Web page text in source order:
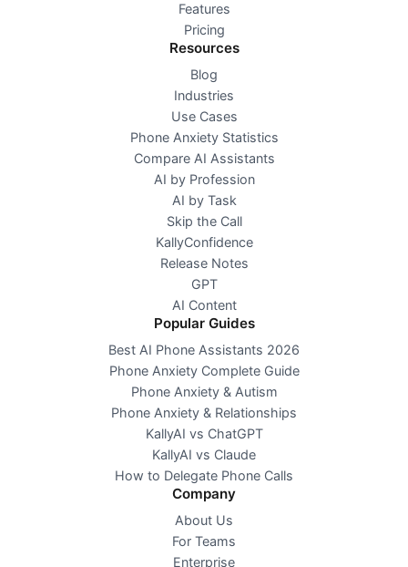
Features
Pricing
Resources
Blog
Industries
Use Cases
Phone Anxiety Statistics
Compare AI Assistants
AI by Profession
AI by Task
Skip the Call
KallyConfidence
Release Notes
GPT
AI Content
Popular Guides
Best AI Phone Assistants 2026
Phone Anxiety Complete Guide
Phone Anxiety & Autism
Phone Anxiety & Relationships
KallyAI vs ChatGPT
KallyAI vs Claude
How to Delegate Phone Calls
Company
About Us
For Teams
Enterprise